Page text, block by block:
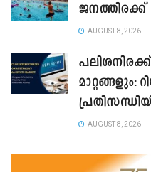
ജനത്തിരക്ക്
AUGUST 8, 2026
മാറ്റങ്ങളും:
AUGUST 8, 2026